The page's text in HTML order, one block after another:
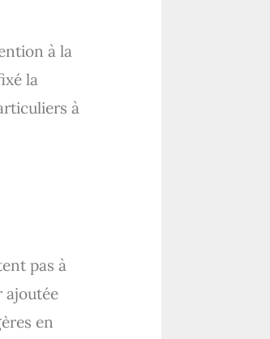
à la
la
à
pas à
ajoutée
en